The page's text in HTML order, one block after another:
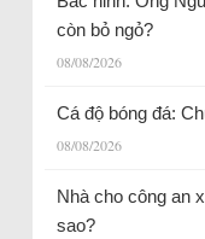
còn bỏ ngỏ?
08/08/2026
Cá độ bóng đá:
08/08/2026
Nhà cho công an
sao?